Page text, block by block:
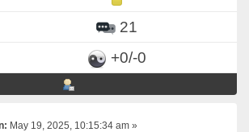
21
+0/-0
May 19, 2025, 10:15:34 am »